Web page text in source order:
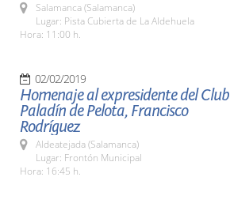
Salamanca (Salamanca)
Lugar: Pista Cubierta de La Aldehuela
Hora: 11:00 h.
02/02/2019
Homenaje al expresidente del Club
Paladín de Pelota, Francisco
Rodríguez
Aldeatejada (Salamanca)
Lugar: Frontón Municipal
Hora: 16:45 h.